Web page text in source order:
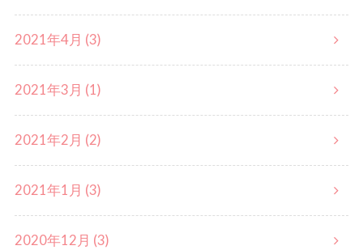
2021年4月 (3)
2021年3月 (1)
2021年2月 (2)
2021年1月 (3)
2020年12月 (3)